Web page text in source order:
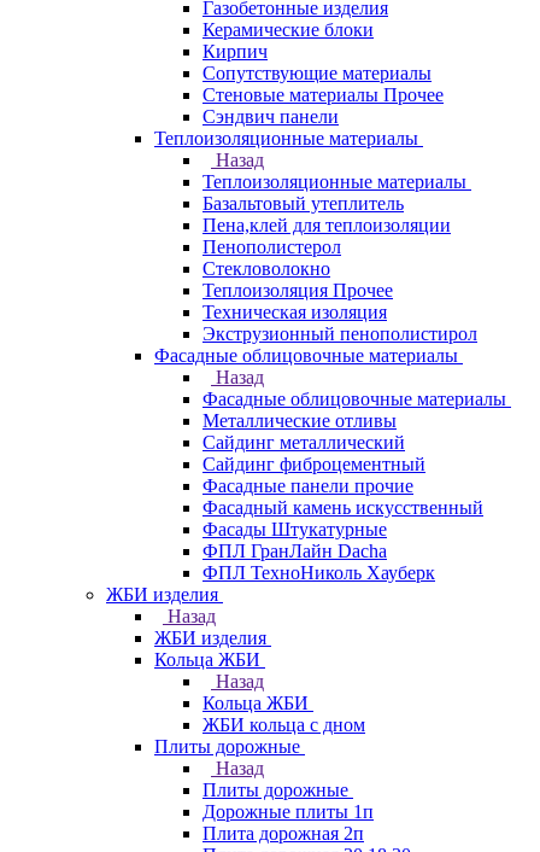
Газобетонные изделия
Керамические блоки
Кирпич
Сопутствующие материалы
Стеновые материалы Прочее
Сэндвич панели
Теплоизоляционные материалы
Назад
Теплоизоляционные материалы
Базальтовый утеплитель
Пена,клей для теплоизоляции
Пенополистерол
Стекловолокно
Теплоизоляция Прочее
Техническая изоляция
Экструзионный пенополистирол
Фасадные облицовочные материалы
Назад
Фасадные облицовочные материалы
Металлические отливы
Сайдинг металлический
Сайдинг фиброцементный
Фасадные панели прочие
Фасадный камень искусственный
Фасады Штукатурные
ФПЛ ГранЛайн Dacha
ФПЛ ТехноНиколь Хауберк
ЖБИ изделия
Назад
ЖБИ изделия
Кольца ЖБИ
Назад
Кольца ЖБИ
ЖБИ кольца с дном
Плиты дорожные
Назад
Плиты дорожные
Дорожные плиты 1п
Плита дорожная 2п